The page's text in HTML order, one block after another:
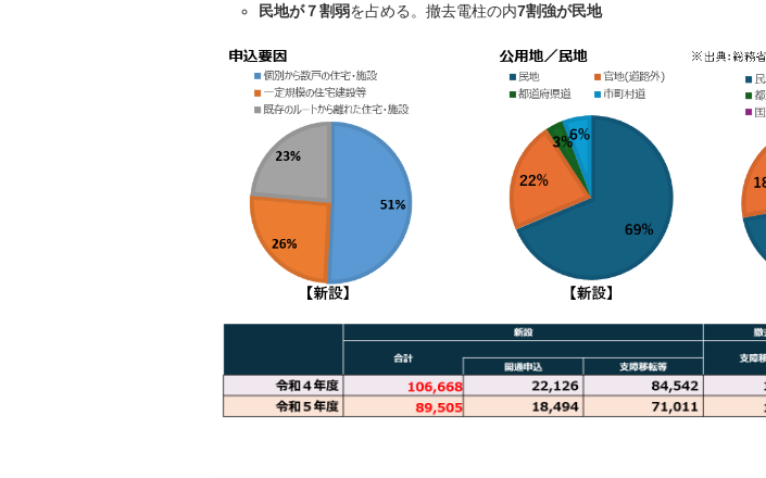
民地が７割弱を占める。撤去電柱の内7割強が民地